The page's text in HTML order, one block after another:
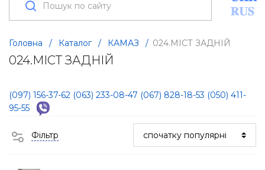
Головна / Каталог / КАМАЗ / 024.МІСТ ЗАДНІЙ
024.МІСТ ЗАДНІЙ
(097) 156-37-62 (063) 233-08-47 (067) 828-18-53 (050) 411-
95-55
Фільтр